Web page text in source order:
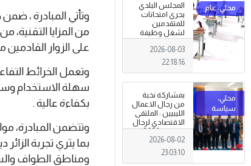
المجلس البلدي
يجري امتحانات
للمتقدمين
لشغل وظيفة
مختار محلة .
2026-08-03
22:18:16
بمشاركة نخبة
من رجال الاعمال
الليبيين : الملتقى
الاقتصادي لرجال
الاعمال 2026
تبدأ فعاليات
بمدينة سرت .
2026-08-02
23:03:10
وتأتي المبادرة ،
من المزايا التقنية،
على الزوار
وتعمل الخرائط
سهلة الاستخدام
بكفاءة عالية .
وتتضمن المبادرة،
بما يثري تجربة
ومناطق الطواف